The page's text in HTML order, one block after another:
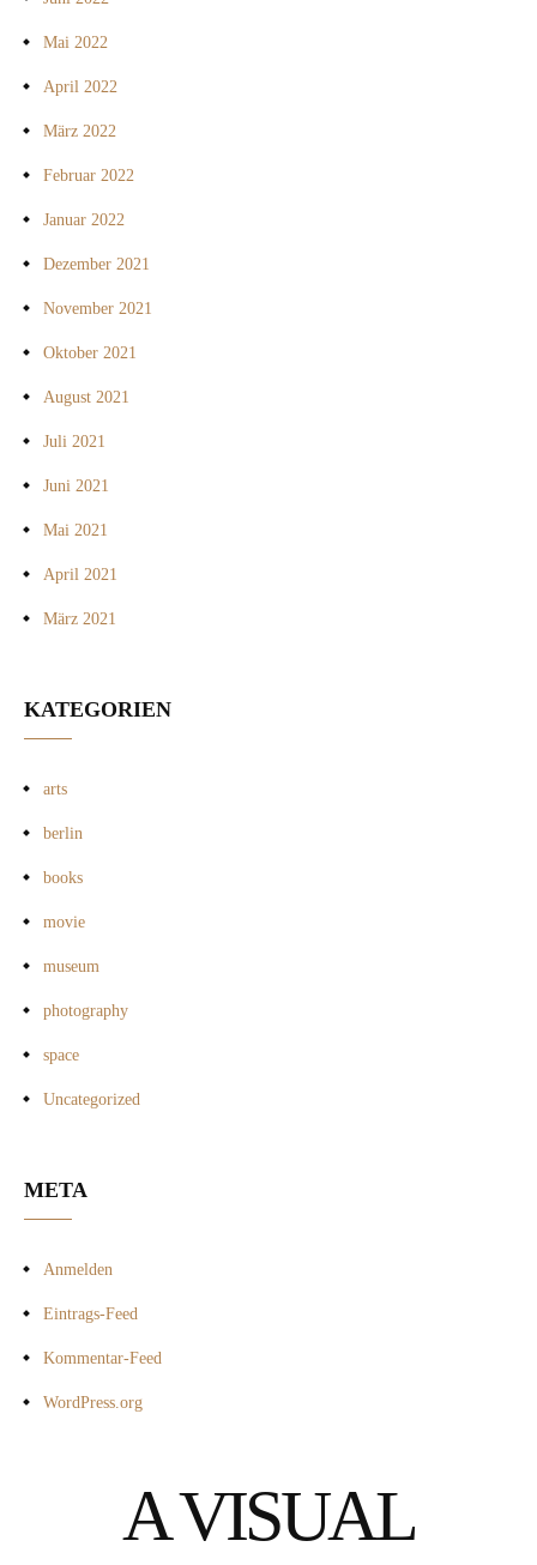
Mai 2022
April 2022
März 2022
Februar 2022
Januar 2022
Dezember 2021
November 2021
Oktober 2021
August 2021
Juli 2021
Juni 2021
Mai 2021
April 2021
März 2021
KATEGORIEN
arts
berlin
books
movie
museum
photography
space
Uncategorized
META
Anmelden
Eintrags-Feed
Kommentar-Feed
WordPress.org
A VISUAL